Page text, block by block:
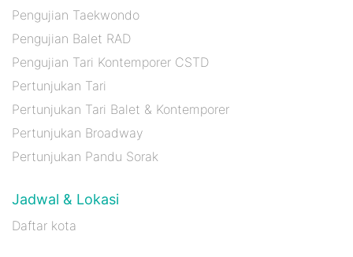
Pengujian Taekwondo
Pengujian Balet RAD
Pengujian Tari Kontemporer CSTD
Pertunjukan Tari
Pertunjukan Tari Balet & Kontemporer
Pertunjukan Broadway
Pertunjukan Pandu Sorak
Jadwal & Lokasi
Daftar kota